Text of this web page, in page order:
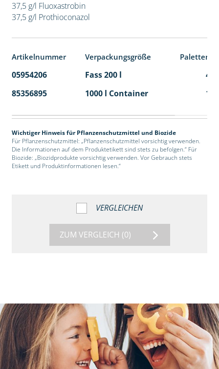
37,5 g/l Fluoxastrobin
37,5 g/l Prothioconazol
Artikelnummer Verpackungsgröße
05954206 Fass 200 l
4
85356895
1000 l Container 1
Wichtiger Hinweis für Pflanzenschutzmittel und Biozide
Für Pflanzenschutzmittel: „Pflanzenschutzmittel vorsichtig verwenden.
Die Informationen auf dem Produktetikett sind stets zu befolgen.“ Für
Biozide: „Biozidprodukte vorsichtig verwenden. Vor Gebrauch stets
Etikett und Produktinformationen lesen.“
VERGLEICHEN
ZUM VERGLEICH (0)